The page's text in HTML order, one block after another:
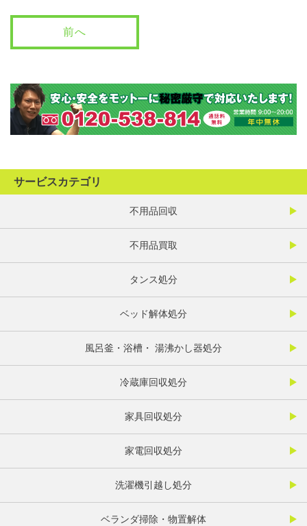
前へ
サービスカテゴリ
不用品回収
不用品買取
タンス処分
ベッド解体処分
風呂釜・浴槽・ 湯沸かし器処分
冷蔵庫回収処分
家具回収処分
家電回収処分
洗濯機引越し処分
ベランダ掃除・物置解体